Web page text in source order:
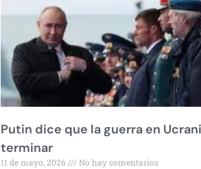
Putin dice que la guerra en
terminar
11 de mayo, 2026 No hay comentarios